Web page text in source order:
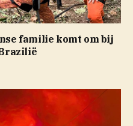
familie komt om bij